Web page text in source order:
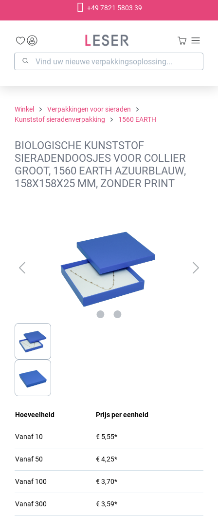
+49 7821 5803 39
Winkel
Verpakkingen voor sieraden
Kunststof sieradenverpakking
1560 EARTH
BIOLOGISCHE KUNSTSTOF
SIERADENDOOSJES VOOR COLLIER
GROOT, 1560 EARTH AZUURBLAUW,
158X158X25 MM, ZONDER PRINT
Hoeveelheid Prijs per eenheid
Vanaf 10 € 5,55*
Vanaf 50 € 4,25*
Vanaf 100 € 3,70*
Vanaf300 € 3,59*